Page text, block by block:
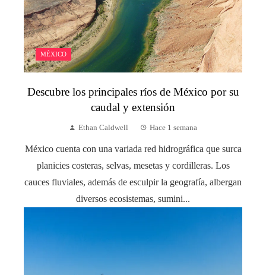
MÉXICO
Descubre los principales ríos de México por su
caudal y extensión
Ethan Caldwell Hace 1 semana
México cuenta con una variada red hidrográfica que surca
planicies costeras, selvas, mesetas y cordilleras. Los
cauces fluviales, además de esculpir la geografía, albergan
diversos ecosistemas, sumini...